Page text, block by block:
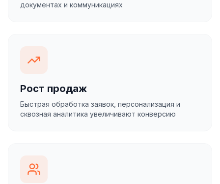
документах и коммуникациях
Рост продаж
Быстрая обработка заявок, персонализация и
сквозная аналитика увеличивают конверсию